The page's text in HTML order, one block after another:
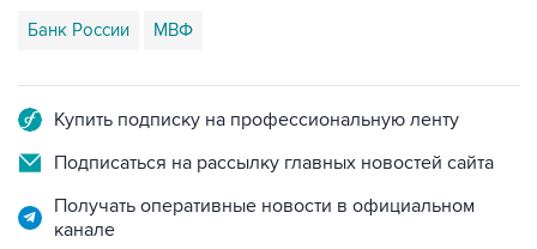
Банк России МВФ
Купить подписку на профессиональную ленту
Подписаться на рассылку главных новостей сайта
Получать оперативные новости в официальном
канале